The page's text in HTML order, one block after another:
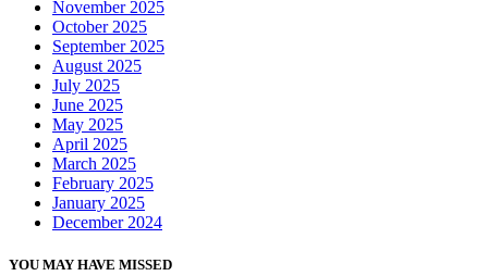
November 2025
October 2025
September 2025
August 2025
July 2025
June 2025
May 2025
April 2025
March 2025
February 2025
January 2025
December 2024
YOU MAY HAVE MISSED